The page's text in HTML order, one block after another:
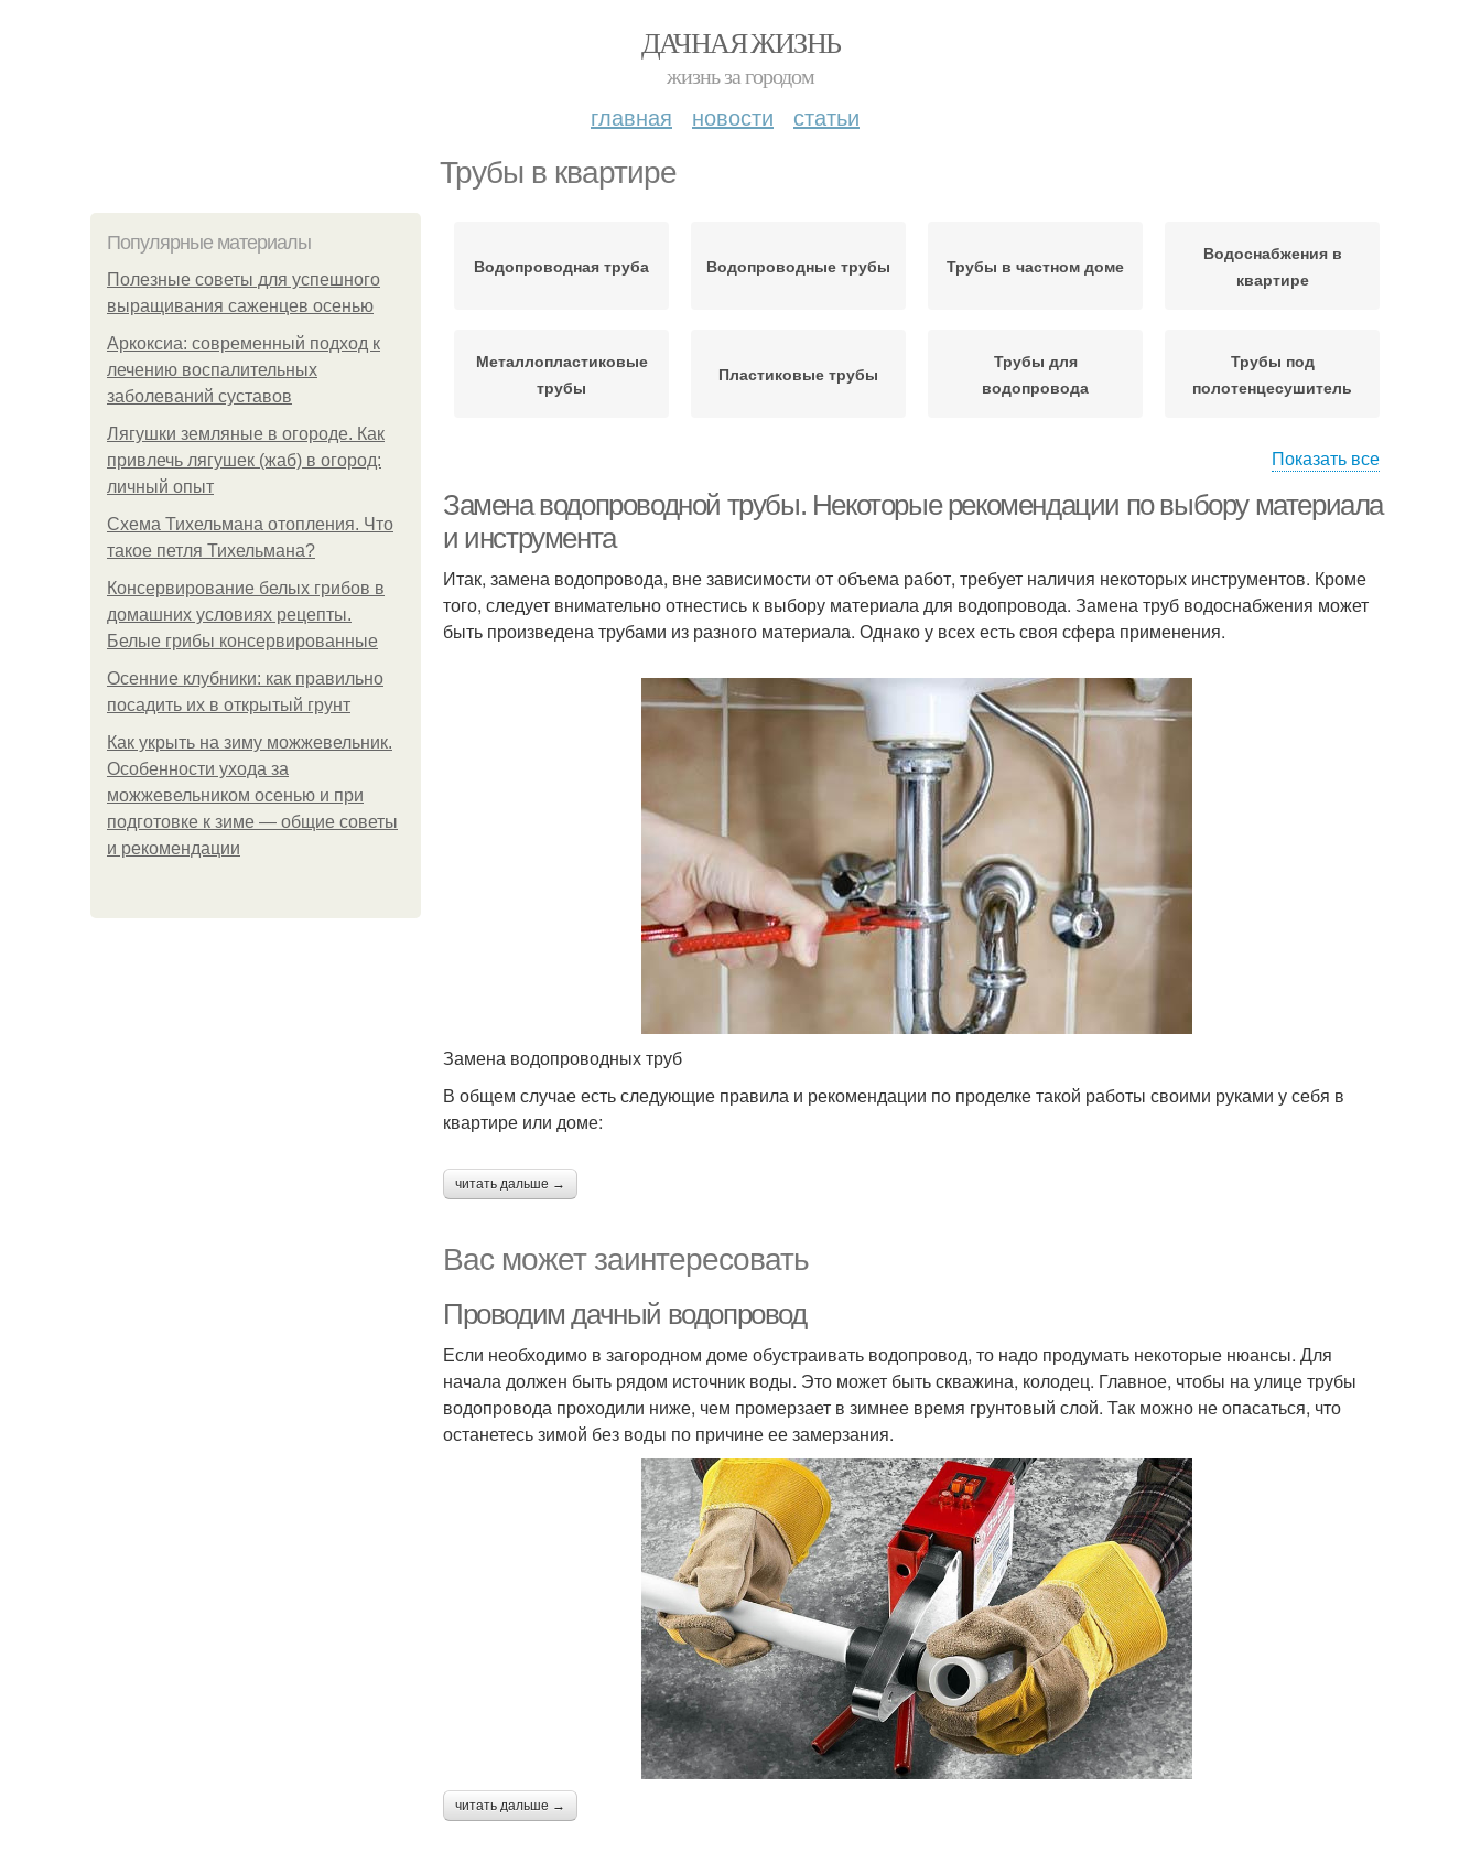
ДАЧНАЯ ЖИЗНЬ
жизнь за городом
главная новости статьи
Трубы в квартире
Популярные материалы
Полезные советы для успешного
выращивания саженцев осенью
Аркоксиа: современный подход к
лечению воспалительных
заболеваний суставов
Лягушки земляные в огороде. Как
привлечь лягушек (жаб) в огород:
личный опыт
Схема Тихельмана отопления. Что
такое петля Тихельмана?
Консервирование белых грибов в
домашних условиях рецепты.
Белые грибы консервированные
Осенние клубники: как правильно
посадить их в открытый грунт
Как укрыть на зиму можжевельник.
Особенности ухода за
можжевельником осенью и при
подготовке к зиме — общие советы
и рекомендации
Водопроводная труба Водопроводные трубы Трубы в частном доме
Водоснабжения в
квартире
Металлопластиковые
трубы
Пластиковые трубы
Трубы для
водопровода
Трубы под
полотенцесушитель
Показать все
Замена водопроводной трубы. Некоторые рекомендации по выбору материала
и инструмента
Итак, замена водопровода, вне зависимости от объема работ, требует наличия некоторых инструментов. Кроме
того, следует внимательно отнестись к выбору материала для водопровода. Замена труб водоснабжения может
быть произведена трубами из разного материала. Однако у всех есть своя сфера применения.
Замена водопроводных труб
В общем случае есть следующие правила и рекомендации по проделке такой работы своими руками у себя в
квартире или доме:
читать дальше →
Вас может заинтересовать
Проводим дачный водопровод
Если необходимо в загородном доме обустраивать водопровод, то надо продумать некоторые нюансы. Для
начала должен быть рядом источник воды. Это может быть скважина, колодец. Главное, чтобы на улице трубы
водопровода проходили ниже, чем промерзает в зимнее время грунтовый слой. Так можно не опасаться, что
останетесь зимой без воды по причине ее замерзания.
читать дальше →